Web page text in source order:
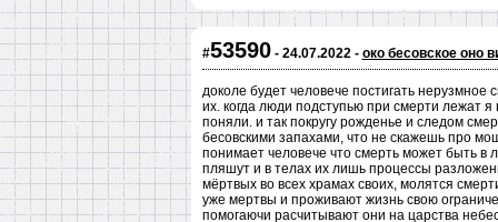
#53590- 24.07.2022 - око бесовское оно
доколе будет человече постигать
их. когда люди подступью при смерти лежат я
поняли. и так покругу рожденье и следом
бесовскими запахами, что не скажешь про
понимает человече что смерть может быть
пляшут и в телах их лишь процессы
мёртвых во всех храмах своих, молятся
уже мертвы и проживают жизнь свою
помогаючи расчитывают они на царства